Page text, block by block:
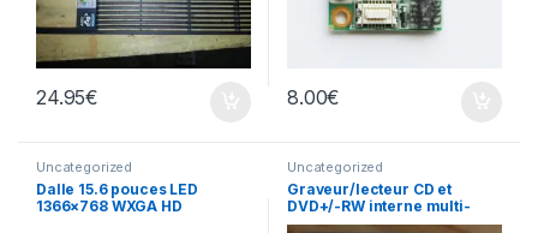
24.95€ 8.00€
Uncategorized
Dalle 15.6 pouces LED
1366×768 WXGA HD
Uncategorized
Graveur/lecteur CD et
DVD+/-RW interne multi-
recorder portable AD-7585H